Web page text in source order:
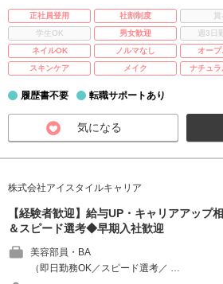
正社員登用 社割制度 賞
学生OK
男女歓迎 週3日
ネイルOK
ノルマなし オー
スキンケア
メイク ナチュラ
履歴書不要 転職サポートあり
気になる
株式会社アイスタイルキャリア
【経験者歓迎】給与UP・キャリアアップ
＆スピード選考◆早期入社歓迎
美容部員・BA
（即日勤務OK／スピード選考／ …